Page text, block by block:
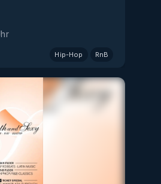
Hip-Hop RnB